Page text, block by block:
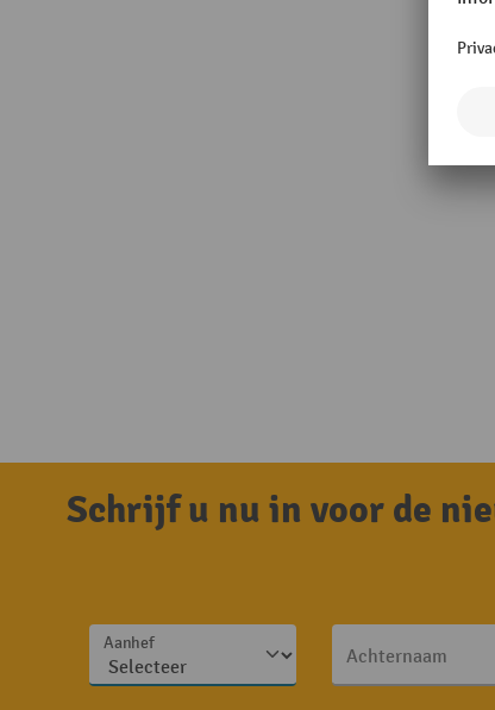
Schrijf u nu in voor de
Aanhef
Achternaam